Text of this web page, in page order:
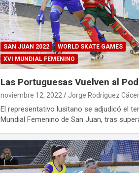
SAN JUAN 2022
WORLD SKATE GAMES
XVI MUNDIAL FEMENINO
Las Portuguesas Vuelven al
noviembre 12, 2022 Jorge Rodríguez
El representativo lusitano se adjudicó el
Mundial Femenino de San Juan, tras